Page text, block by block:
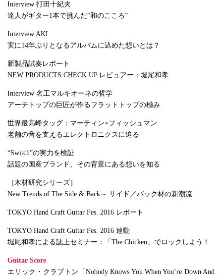
Interview 打田十紀夫
達人がギター1本で挑んだ“和のこころ”
Interview AKI
実に14年ぶりとなるアルバムに込めた想いとは？
新製品試奏レポート
NEW PRODUCTS CHECK UP レビュアー：堀尾和孝
Interview 名工マルキオーネの哲学
アーチトップの巨匠が作るフラットトップの極み
世界最高峰タッグ：マーティン×フィッシュマン
老舗の音を支えるエレクトロニクスに迫る
“Switch”の実力を検証
話題の国産ブランド、その背景にある想いを知る
［木材研究シリーズ］
New Trends of The Side & Back～ サイド／バック材の新潮流
TOKYO Hand Craft Guitar Fes. 2016 レポート
TOKYO Hand Craft Guitar Fes. 2016 連動
堀尾和孝による誌上セミナー：「The Chicken」でロックしよう！
Guitar Score
エリック・クラプトン「Nobody Knows You When You’re Down And